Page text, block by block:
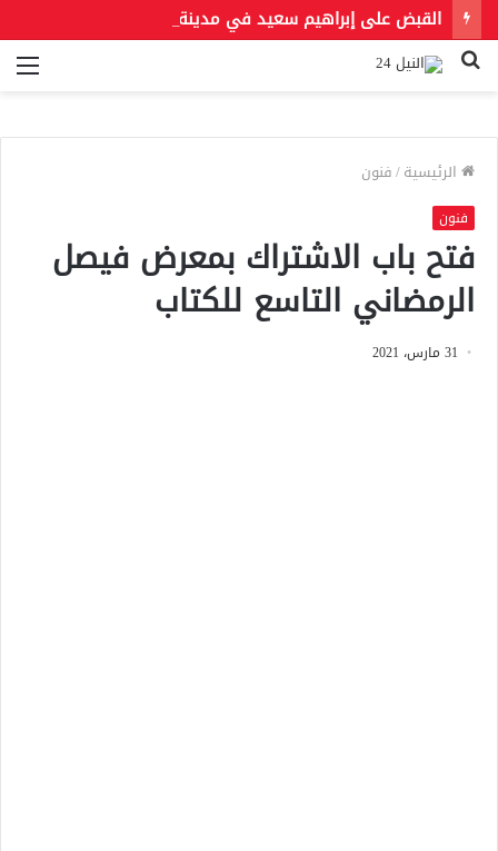
بحث
الرئيسية/فنون
فنون
فتح باب الاشتراك بمعرض فيصل
الرمضاني التاسع للكتاب
31 مارس، 2021